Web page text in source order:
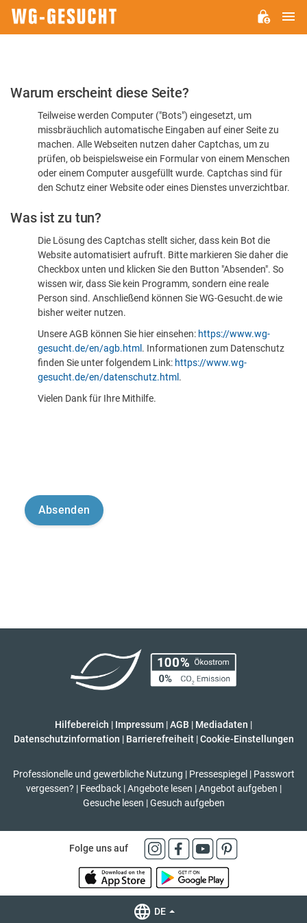
Bitte
dass
sind
Warum erscheint diese Seite?
Teilweise werden Computer ("Bots") eingesetzt, um
missbräuchlich automatische Eingaben auf einer Seite zu
machen. Alle Webseiten nutzen daher Captchas, um zu
prüfen, ob beispielsweise ein Formular von einem Menschen
oder einem Computer ausgefüllt wurde. Captchas sind für
den Schutz einer Website oder eines Dienstes unverzichtbar.
Was ist zu tun?
Die Lösung des Captchas stellt sicher, dass kein Bot die
Website automatisiert aufruft. Bitte markieren Sie daher die
Checkbox unten und klicken Sie den Button "Absenden". So
wissen wir, dass Sie kein Programm, sondern eine reale
Person sind. Anschließend können Sie WG-Gesucht.de wie
bisher weiter nutzen.
Unsere AGB können Sie hier einsehen: https://www.wg-
gesucht.de/en/agb.html . Informationen zum Datenschutz
finden Sie unter folgendem Link: https://www.wg-
gesucht.de/en/datenschutz.html .
Vielen Dank für Ihre Mithilfe.
Hilfebereich | Impressum |AGB | Mediadaten |
Datenschutzinformation | Barrierefreiheit | Cookie-Einstellungen
Professionelle und gewerbliche Nutzung | Pressespiegel | Passwort
vergessen? | Feedback | Angebote lesen | Angebot aufgeben |
Gesuche lesen | Gesuch aufgeben
Folge uns auf
DE